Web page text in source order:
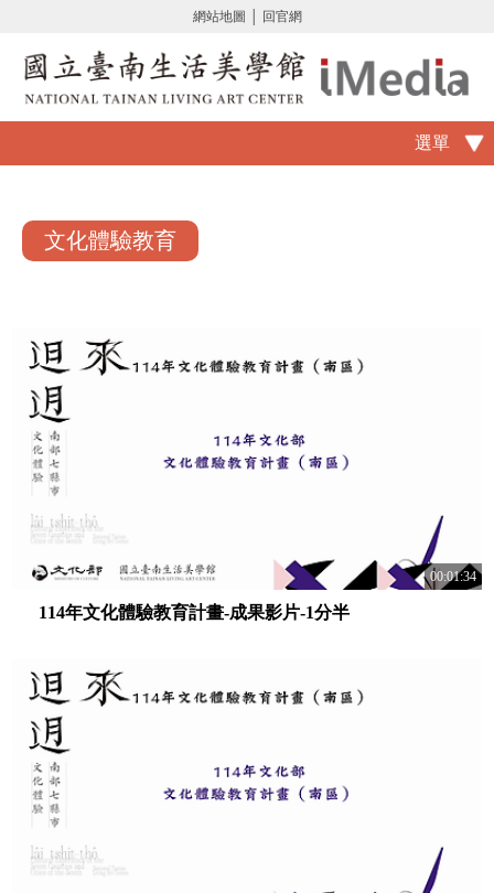
網站地圖 回官網
選單
文化體驗教育
00:01:34
114年文化體驗教育計畫-成果影片-1分半